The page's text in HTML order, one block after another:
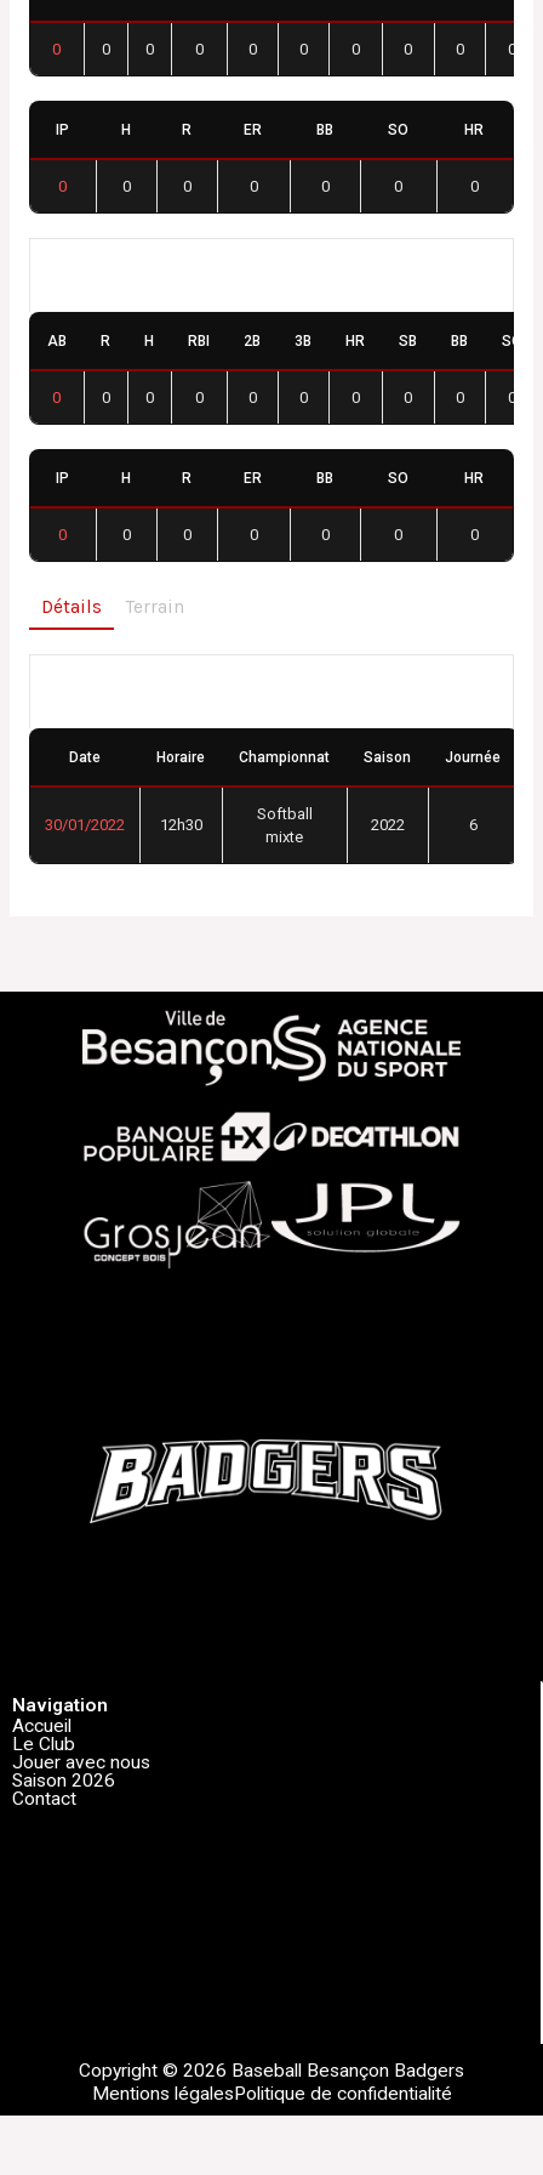
0 0 0 0 0 0 0 0 0 0
IP H R ER BB SO HR
0 0 0 0 0 0 0
AB R H RBI 2B 3B HR SB BB SO
0 0 0 0 0 0 0 0 0 0
IP H R ER BB SO HR
0 0 0 0 0 0 0
Détails Terrain
Date Horaire Championnat Saison Journée
30/01/2022 12h30
Softball
mixte
2022 6
Navigation
Accueil
Le Club
Jouer avec nous
Saison 2026
Contact
Copyright © 2026 Baseball Besançon Badgers
Mentions légales Politique de confidentialité